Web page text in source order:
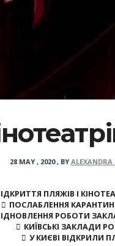
28 MAY , 2020, BY
ПЛЯЖІВ І
ПОСЛАБЛЕННЯ
РОБОТИ
КИЇВСЬКІ ЗАКЛАДИ
У КИЄВІ ВІДКРИЛИ